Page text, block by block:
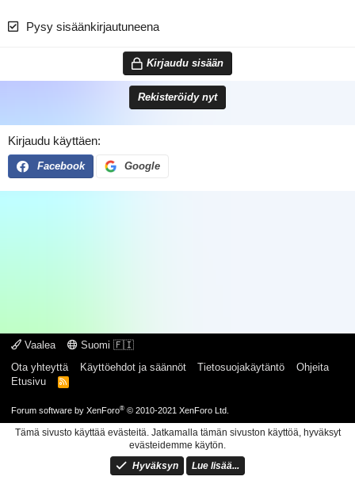
Pysy sisäänkirjautuneena
Kirjaudu sisään
Rekisteröidy nyt
Kirjaudu käyttäen
Facebook Google
Vaalea
Suomi 🇫🇮
Ota yhteyttä
Käyttöehdot ja säännöt Tietosuojakäytäntö
Ohjeita
Etusivu
R
Forum software by XenForo® © 2010-2021 XenForo Ltd.
Tämä sivusto käyttää evästeitä. Jatkamalla tämän sivuston käyttöä, hyväksyt
evästeidemme käytön.
Hyväksyn
Lue lisää...